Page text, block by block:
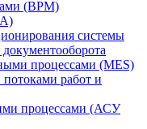
(BPM)
системы
процессами (MES)
работ и
процессами (АСУ